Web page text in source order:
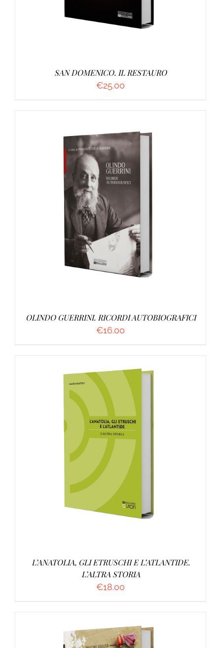
SAN DOMENICO. IL RESTAURO
€25.00
AGGIUNGI AL CARRELLO
OLINDO GUERRINI. RICORDI AUTOBIOGRAFICI
€16.00
AGGIUNGI AL CARRELLO /
L’ANATOLIA, GLI ETRUSCHI E L’ATLANTIDE.
L’ALTRA STORIA
€18.00